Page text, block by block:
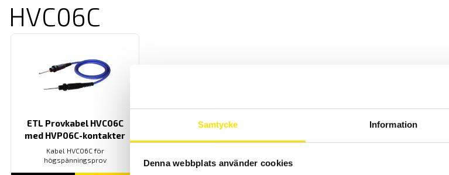
Samtycke Information
Denna webbplats använder cookies
HVC06C
ETL Provkabel HVC06C
med HVP06C-kontakter
Kabel HVC06C för
högspänningsprov